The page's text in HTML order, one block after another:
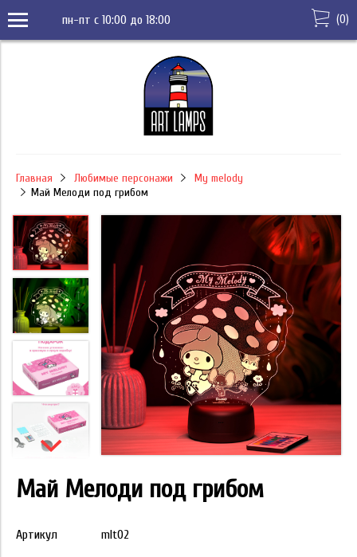
пн-пт с 10:00 до 18:00 (0)
Главная Любимые персонажи
My melody
Май Мелоди под грибом
Май Мелоди под грибом
Артикул mlt02